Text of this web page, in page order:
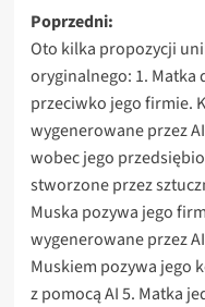
Zobacz
wpisy
Poprzedni:
Oto kilka propozycji
oryginalnego: 1. Matka
przeciwko jego firmie.
wygenerowane przez
wobec jego
stworzone przez
Muska pozywa jego
wygenerowane przez
Muskiem pozywa jego
z pomocą AI 5. Matka